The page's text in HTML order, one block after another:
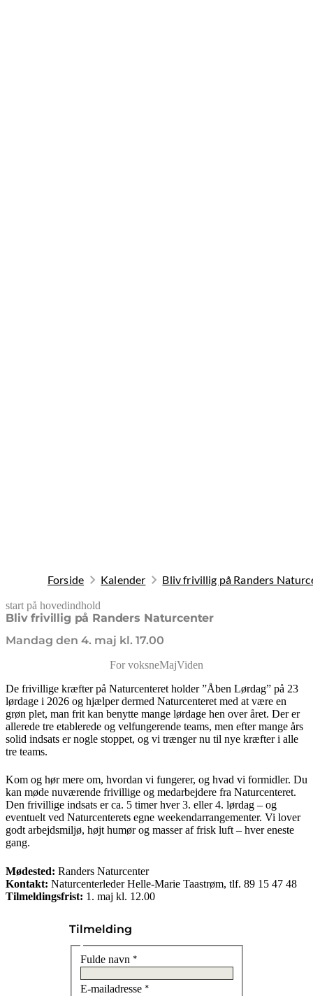
Forside Kalender Bliv frivillig på Randers
start på hovedindhold
Bliv frivillig på Randers Naturcenter
Mandag den 4. maj kl. 17.00
senest opdateret 28. april 2026
For voksneMajViden
De frivillige kræfter på Naturcenteret holder ”Åben Lørdag” på 23
lørdage i 2026 og hjælper dermed Naturcenteret med at være en
grøn plet, man frit kan benytte mange lørdage hen over året. Der er
allerede tre etablerede og velfungerende teams, men efter mange års
solid indsats er nogle stoppet, og vi trænger nu til nye kræfter i alle
tre teams.
Kom og hør mere om, hvordan vi fungerer, og hvad vi formidler. Du
kan møde nuværende frivillige og medarbejdere fra Naturcenteret.
Den frivillige indsats er ca. 5 timer hver 3. eller 4. lørdag – og
eventuelt ved Naturcenterets egne weekendarrangementer. Vi lover
godt arbejdsmiljø, højt humør og masser af frisk luft – hver eneste
gang.
Mødested: Randers Naturcenter
Kontakt: Naturcenterleder Helle-Marie Taastrøm, tlf. 89 15 47 48
Tilmeldingsfrist: 1. maj kl. 12.00
Tilmelding
Fulde navn *
E-mailadresse *